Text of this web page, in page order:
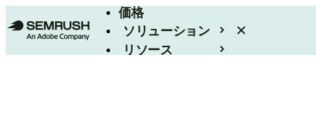
価格
ソリューション
リソース